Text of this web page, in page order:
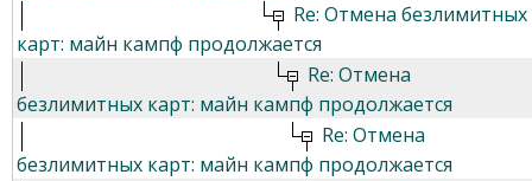
Re: Отмена безлимитных
карт: майн кампф продолжается
Re: Отмена
безлимитных карт: майн кампф продолжается
Re: Отмена
безлимитных карт: майн кампф продолжается